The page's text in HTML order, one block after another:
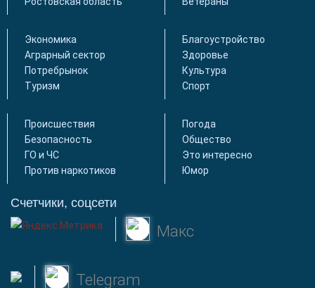
Экономика
Аграрный сектор
Потребрынок
Туризм
Благоустройство
Здоровье
Культура
Спорт
Происшествия
Безопасность
ГО и ЧС
Против наркотиков
Погода
Общество
Это интересно
Юмор
Счетчики, соцсети
Макс
Telegram